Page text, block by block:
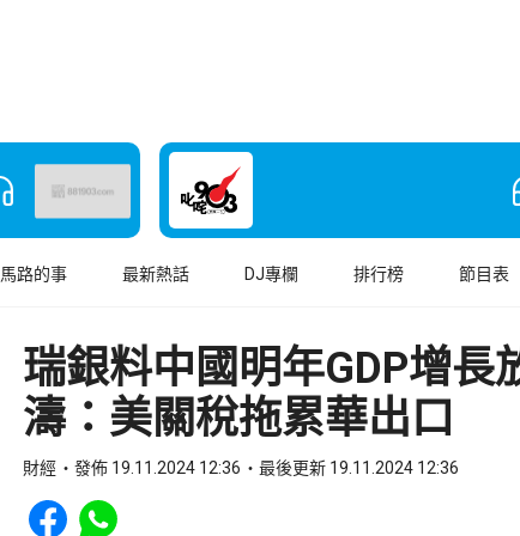
馬路的事 最新熱話 DJ專欄 排行榜 節目表
瑞銀料中國明年GDP增
濤：美關稅拖累華出口
財經 發佈 19.11.2024 12:36 最後更新 19.11.2024 12:36
Share to Facebook
Share to WhatsApp